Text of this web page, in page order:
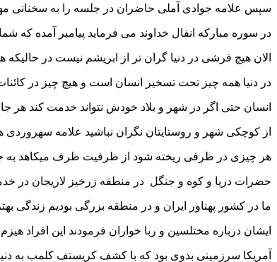
سپس علامه جوادی آملی حاضران در جلسه را به سخنانی
در سوره مبارکه انفال خداوند می فرماید پیامبر آمده که
الان هیچ فرشی در دنیا گران تر از ابریشم نیست در
در دنیا همه چیز تحت تسخیر انسان است و هیچ چیز در
انسان حتی اگر در شهر و بلاد خودش نتواند خدمت کند
از کوچکی شهر و روستایتان نگران نباشید علامه
هر چیزی در ظرفی ریخته شود از ظرفیت ظرف میکاهد به
حضرات دریا و کوه و جنگل در منطقه زرخیز لاریجان در
ما در کشور پهناور ایران و در منطقه بزرگی بودیم
ایشان درباره مختلسین و ربا خواران فرمودند این افراد
آمریکا سرزمینی بدوی بود که با کشف کریستف کلمب به